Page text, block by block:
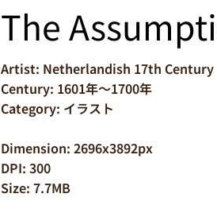
The
Artist: Netherlandish 17th Century
Century: 1601年～1700年
Category: イラスト
Dimension: 2696x3892px
DPI: 300
Size: 7.7MB